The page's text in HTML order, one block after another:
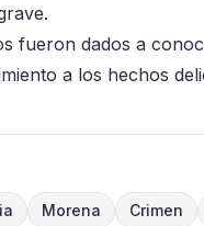
fueron dados a
a los hechos
Morena Crimen